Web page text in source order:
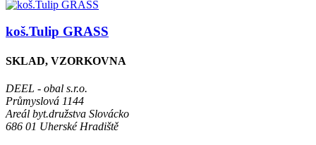
koš.Tulip GRASS
SKLAD, VZORKOVNA
DEEL - obal s.r.o.
Průmyslová 1144
Areál byt.družstva Slovácko
686 01 Uherské Hradiště